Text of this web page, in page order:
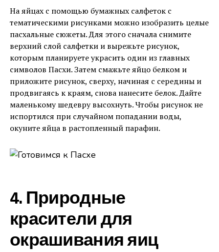
На яйцах с помощью бумажных салфеток с
тематическими рисунками можно изобразить целые
пасхальные сюжеты. Для этого сначала снимите
верхний слой салфетки и вырежьте рисунок,
которым планируете украсить один из главных
символов Пасхи. Затем смажьте яйцо белком и
приложите рисунок, сверху, начиная с середины и
продвигаясь к краям, снова нанесите белок. Дайте
маленькому шедевру высохнуть. Чтобы рисунок не
испортился при случайном попадании воды,
окуните яйца в растопленный парафин.
4. Природные
красители для
окрашивания яиц